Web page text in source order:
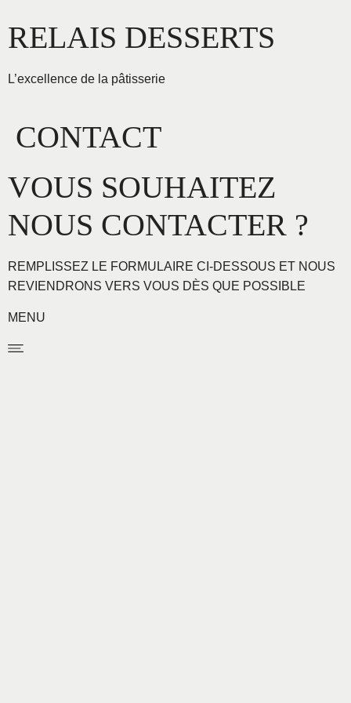
au
contenu
RELAIS DESSERTS
L’excellence de la pâtisserie
CONTACT
VOUS SOUHAITEZ
NOUS CONTACTER ?
REMPLISSEZ LE FORMULAIRE CI-DESSOUS ET NOUS
REVIENDRONS VERS VOUS DÈS QUE POSSIBLE
MENU